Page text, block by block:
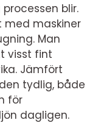
blir.
med maskiner
Man
visst fint
Jämfört
tydlig, både
för
dagligen.